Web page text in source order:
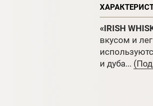
«IRISH
вкусом и
и дуба...